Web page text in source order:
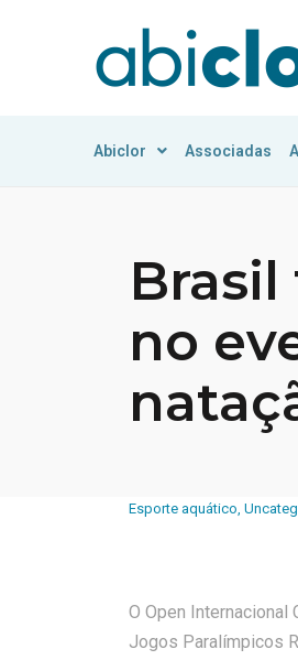
Abiclor Associadas
no
Esporte aquático,
O Open
Jogos Paralímpicos